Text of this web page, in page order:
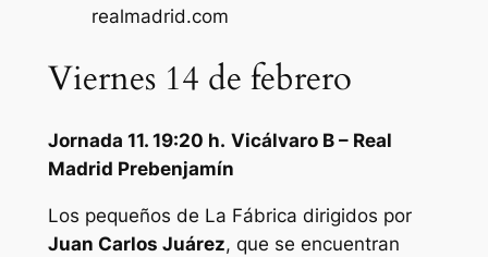
realmadrid.com
Viernes 14 de febrero
Jornada 11. 19:20 h. Vicálvaro B – Real
Madrid Prebenjamín
Los pequeños de La Fábrica dirigidos por
Juan Carlos Juárez, que se encuentran